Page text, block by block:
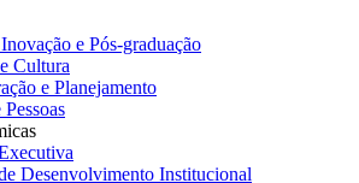
e Pós-graduação
Cultura
e Planejamento
Desenvolvimento Institucional